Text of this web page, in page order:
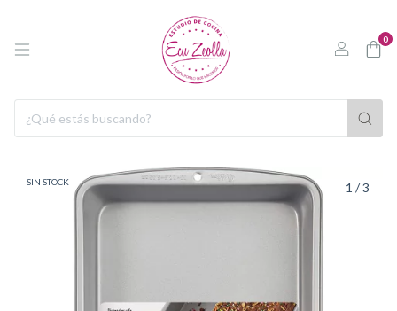
0
SIN STOCK 1 /3